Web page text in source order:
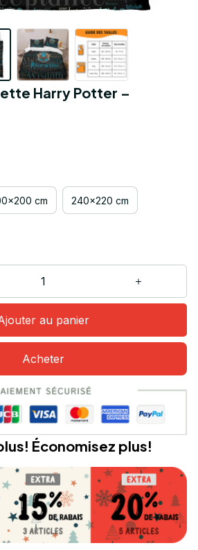
Harry Potter –
cm 240x220 cm
au panier
Acheter
Économisez plus!